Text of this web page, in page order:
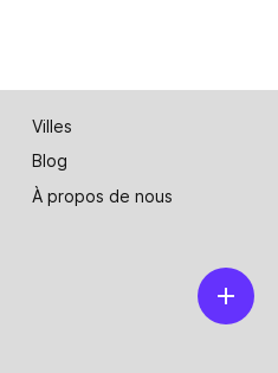
Villes
Blog
À propos de nous